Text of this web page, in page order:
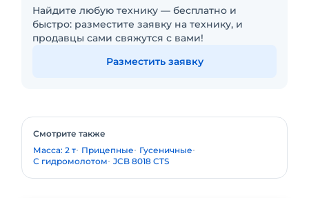
Найдите любую технику — бесплатно и
быстро: разместите заявку на технику, и
продавцы сами свяжутся с вами!
Разместить заявку
Смотрите также
Масса: 2 т Прицепные
Гусеничные
С гидромолотом JCB 8018 CTS